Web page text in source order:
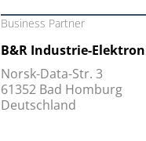
Business Partner
B&R Industrie-
Norsk-Data-Str. 3
61352 Bad Homburg
Deutschland